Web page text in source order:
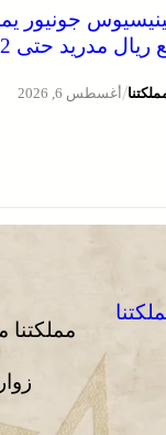
جونيور
ريال مدريد حتى 2032
/أغسطس 6, 2026
مملكتنا